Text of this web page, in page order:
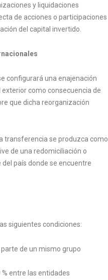
y liquidaciones
de acciones o participaciones
del capital invertido.
configurará una enajenación
como consecuencia de
que dicha reorganización
transferencia se produzca como
de una redomiciliación o
país donde se encuentre
siguientes condiciones:
de un mismo grupo
entre las entidades